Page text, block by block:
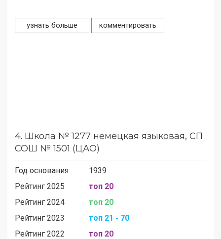
узнать больше комментировать
4. Школа № 1277 немецкая языковая, СП
СОШ № 1501 (ЦАО)
Год основания
1939
Рейтинг 2025
топ 20
Рейтинг 2024
топ 20
Рейтинг 2023
топ 21 - 70
Рейтинг 2022
топ 20